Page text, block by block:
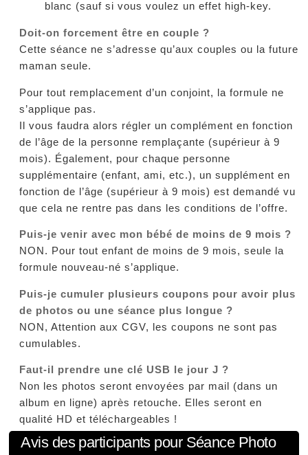
blanc (sauf si vous voulez un effet high-key.
Doit-on forcement être en couple ?
Cette séance ne s’adresse qu’aux couples ou la future
maman seule.
Pour tout remplacement d’un conjoint, la formule ne
s’applique pas.
Il vous faudra alors régler un complément en fonction
de l’âge de la personne remplaçante (supérieur à 9
mois). Également, pour chaque personne
supplémentaire (enfant, ami, etc.), un supplément en
fonction de l’âge (supérieur à 9 mois) est demandé vu
que cela ne rentre pas dans les conditions de l’offre.
Puis-je venir avec mon bébé de moins de 9 mois ?
NON. Pour tout enfant de moins de 9 mois, seule la
formule nouveau-né s’applique.
Puis-je cumuler plusieurs coupons pour avoir plus
de photos ou une séance plus longue ?
NON, Attention aux CGV, les coupons ne sont pas
cumulables.
Faut-il prendre une clé USB le jour J ?
Non les photos seront envoyées par mail (dans un
album en ligne) après retouche. Elles seront en
qualité HD et téléchargeables !
Avis des participants pour Séance Photo